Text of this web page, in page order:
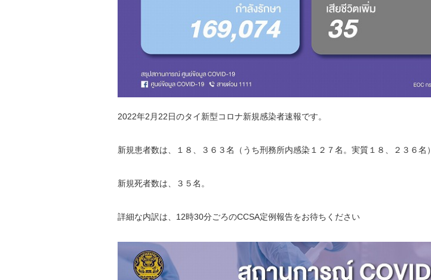
2022年2月22日のタイ新型コロナ新規感染者速報です。
新規患者数は、１８、３６３名（うち刑務所内感染１２７名。実質１８、２３６名）
新規死者数は、３５名。
詳細な内訳は、12時30分ごろのCCSA定例報告をお待ちください